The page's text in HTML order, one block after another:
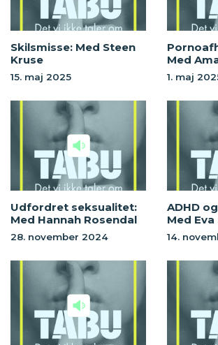
Skilsmisse: Med Steen
Kruse
15. maj 2025
Med
1. maj
Udfordret seksualitet:
Med Hannah Rosendal
28. november 2024
ADHD
Med
14.